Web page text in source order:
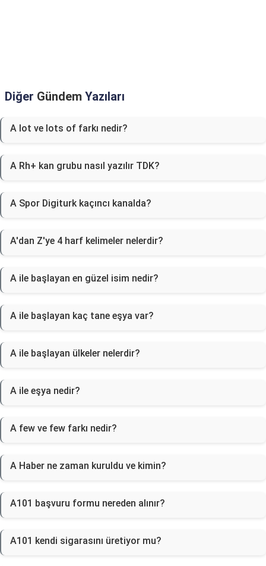
Diğer Gündem Yazıları
A lot ve lots of farkı nedir?
A Rh+ kan grubu nasıl yazılır TDK?
A Spor Digiturk kaçıncı kanalda?
A'dan Z'ye 4 harf kelimeler nelerdir?
A ile başlayan en güzel isim nedir?
A ile başlayan kaç tane eşya var?
A ile başlayan ülkeler nelerdir?
A ile eşya nedir?
A few ve few farkı nedir?
A Haber ne zaman kuruldu ve kimin?
A101 başvuru formu nereden alınır?
A101 kendi sigarasını üretiyor mu?